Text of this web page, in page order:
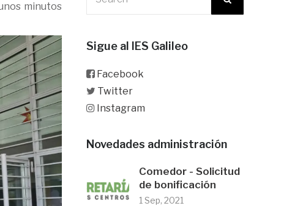
minutos
Sigue al IES Galileo
Facebook
Twitter
Instagram
Novedades administración
Comedor - Solicitud
de bonificación
1 Sep, 2021